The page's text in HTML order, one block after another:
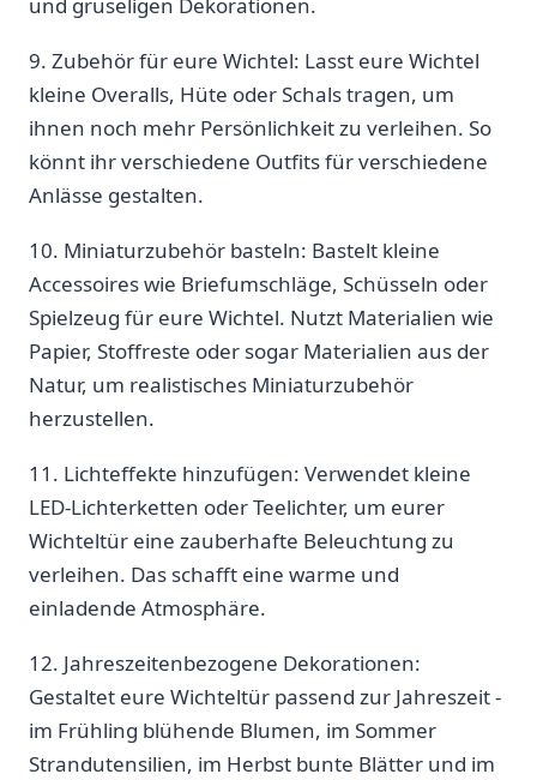
und gruseligen Dekorationen.
9. Zubehör​ für eure Wichtel: Lasst eure Wichtel
kleine Overalls, Hüte ‍oder Schals tragen, um
ihnen noch mehr‌ Persönlichkeit zu verleihen. So
könnt⁢ ihr verschiedene Outfits für verschiedene⁣
Anlässe gestalten.
10. Miniaturzubehör basteln: Bastelt kleine⁢
Accessoires wie Briefumschläge, Schüsseln oder
Spielzeug für eure Wichtel. Nutzt Materialien wie
Papier, Stoffreste oder sogar⁢ Materialien aus der
Natur, um ‌realistisches Miniaturzubehör
herzustellen.
11. Lichteffekte hinzufügen: ⁢Verwendet kleine
LED-Lichterketten oder Teelichter, um ⁢eurer
Wichteltür eine zauberhafte Beleuchtung zu
verleihen. Das schafft eine warme und
einladende Atmosphäre.
12. Jahreszeitenbezogene Dekorationen:
Gestaltet‌ eure ​Wichteltür passend ‍zur Jahreszeit -​
im Frühling blühende Blumen, im Sommer
Strandutensilien, im Herbst bunte Blätter und im